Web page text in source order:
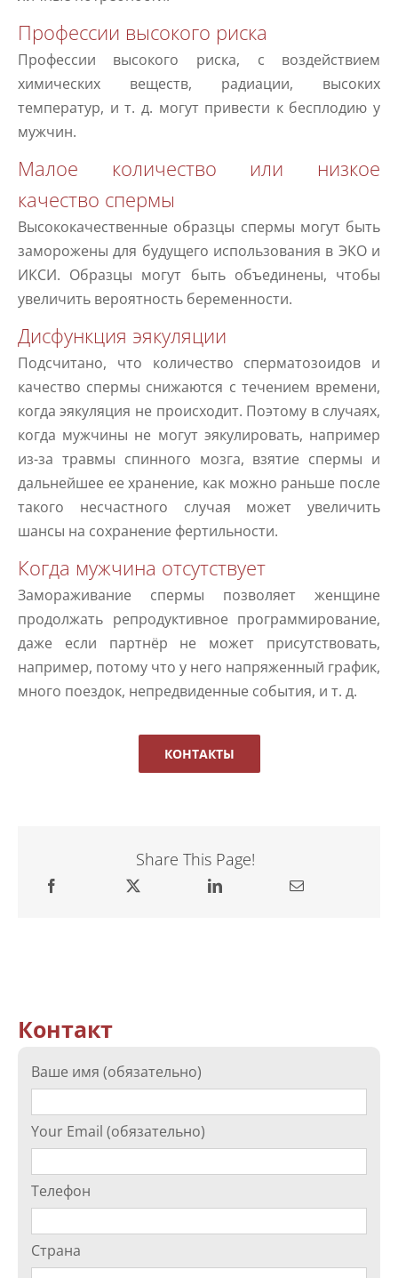
Профессии высокого риска
Профессии высокого риска, с воздействием
химических веществ, радиации, высоких
температур, и т. д. могут привести к бесплодию у
мужчин.
Малое количество или низкое
качество спермы
Высококачественные образцы спермы могут быть
заморожены для будущего использования в ЭКО и
ИКСИ. Образцы могут быть объединены, чтобы
увеличить вероятность беременности.
Дисфункция эякуляции
Подсчитано, что количество сперматозоидов и
качество спермы снижаются с течением времени,
когда эякуляция не происходит. Поэтому в случаях,
когда мужчины не могут эякулировать, например
из-за травмы спинного мозга, взятие спермы и
дальнейшее ее хранение, как можно раньше после
такого несчастного случая может увеличить
шансы на сохранение фертильности.
Когда мужчина отсутствует
Замораживание спермы позволяет женщине
продолжать репродуктивное программирование,
даже если партнёр не может присутствовать,
например, потому что у него напряженный график,
много поездок, непредвиденные события, и т. д.
КОНТАКТЫ
Share This Page!
Контакт
Ваше имя (обязательно)
Your Email (обязательно)
Телефон
Страна